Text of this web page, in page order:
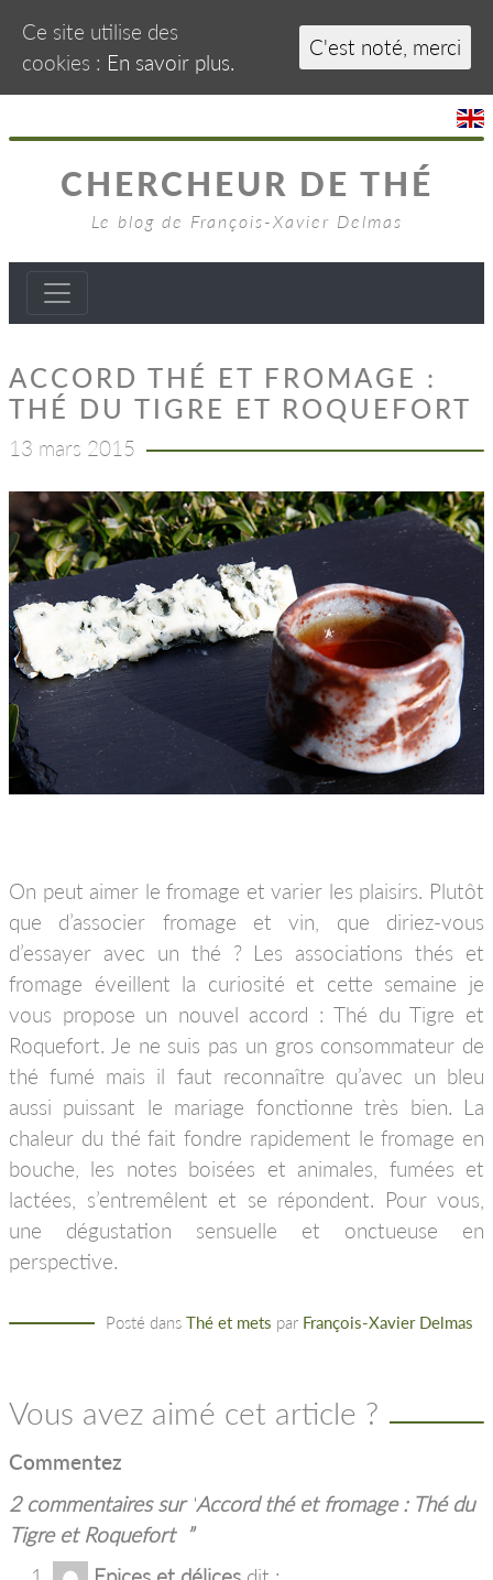
CHERCHEUR DE THÉ
Le blog de François-Xavier Delmas
ACCORD THÉ ET FROMAGE :
THÉ DU TIGRE ET ROQUEFORT
13 mars 2015
On peut aimer le fromage et varier les plaisirs. Plutôt
que d’associer fromage et vin, que diriez-vous
d’essayer avec un thé ? Les associations thés et
fromage éveillent la curiosité et cette semaine je
vous propose un nouvel accord : Thé du Tigre et
Roquefort. Je ne suis pas un gros consommateur de
thé fumé mais il faut reconnaître qu’avec un bleu
aussi puissant le mariage fonctionne très bien. La
chaleur du thé fait fondre rapidement le fromage en
bouche, les notes boisées et animales, fumées et
lactées, s’entremêlent et se répondent. Pour vous,
une dégustation sensuelle et onctueuse en
perspective.
Posté dans Thé et mets par François-Xavier Delmas
Vous avez aimé cet article ?
Commentez
2 commentaires sur “Accord thé et fromage : Thé du
Tigre et Roquefort
”
Ce site utilise des
cookies : En savoir plus.
C'est noté, merci